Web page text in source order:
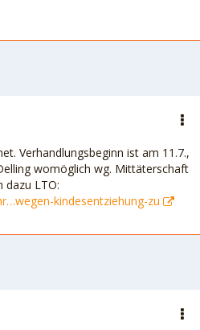
Verhandlungsbeginn ist am 11.7.,
womöglich wg. Mittäterschaft
dazu LTO:
kindesentziehung-zu